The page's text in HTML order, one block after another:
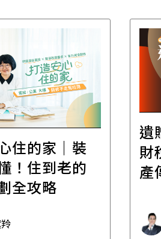
住的家｜裝
！住到老的
全攻略
遺
財
產